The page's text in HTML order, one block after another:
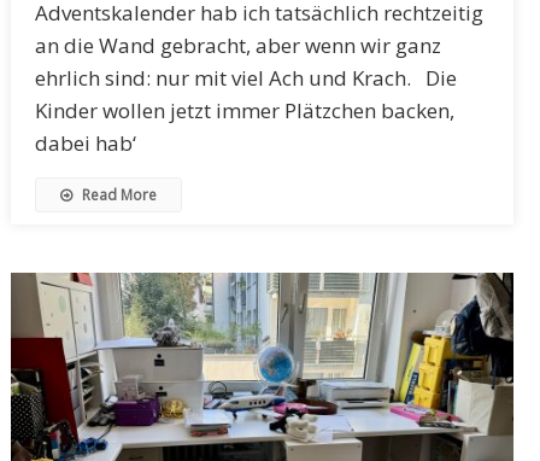
Adventskalender hab ich tatsächlich rechtzeitig
an die Wand gebracht, aber wenn wir ganz
ehrlich sind: nur mit viel Ach und Krach. Die
Kinder wollen jetzt immer Plätzchen backen,
dabei hab‘
Read More